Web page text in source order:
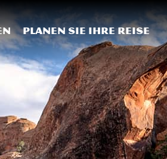
Planen Sie Ihre Reise